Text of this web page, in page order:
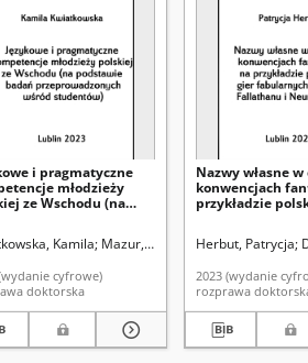
Promotor
i pragmatyczne
młodzieży
ze Wschodu (na
Kamila Mazur, Jan. Promotor
cyfrowe)
doktorska
Nazwy własne
konwencjach
przykładzie
Herbut, Patrycja
2023 (wydanie
rozprawa